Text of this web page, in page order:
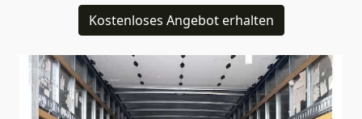
Kostenloses Angebot erhalten